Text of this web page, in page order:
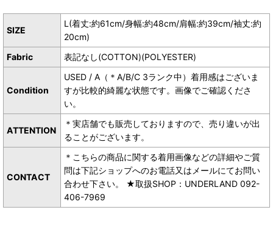
SIZE
L(着丈:約61cm/身幅:約48cm/肩幅:約39cm/袖丈:約
20cm)
Fabric
表記なし(COTTON)(POLYESTER)
Condition
USED / A（＊A/B/C 3ランク中）着用感はございま
すが比較的綺麗な状態です。画像でご確認くださ
い。
ATTENTION
＊実店舗でも販売しておりますので、売り違いが出
ることがございます。
CONTACT
＊こちらの商品に関する着用画像などの詳細やご質
問は下記ショップへのお電話又はメールにてお問い
合わせ下さい。 ★取扱SHOP：UNDERLAND 092-
406-7969